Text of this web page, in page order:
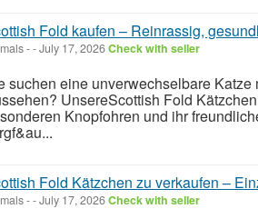
Fold kaufen – Reinrassig,
--July 17, 2026Check with seller
suchen eine unverwechselbare
UnsereScottish Fold
Knopfohren und ihr
Fold Kätzchen zu verkaufen –
--July 17, 2026Check with seller